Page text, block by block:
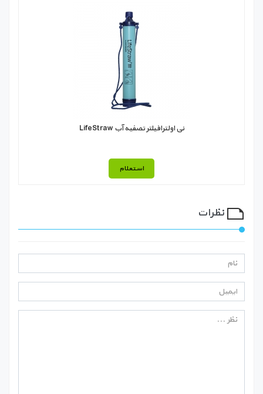
نی اولترافیلتر تصفیه آب LifeStraw
استعلام
نظرات